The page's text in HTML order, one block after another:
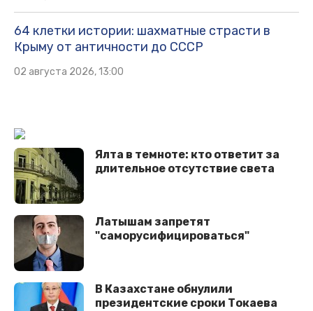
64 клетки истории: шахматные страсти в
Крыму от античности до СССР
02 августа 2026, 13:00
Ялта в темноте: кто ответит за
длительное отсутствие света
Латышам запретят
"саморусифицироваться"
В Казахстане обнулили
президентские сроки Токаева